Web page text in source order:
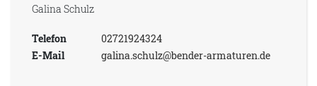
Galina Schulz
Telefon
02721924324
E-Mail
galina.schulz@bender-armaturen.de